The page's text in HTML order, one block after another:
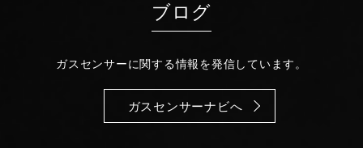
ブログ
ガスセンサーに関する情報を発信しています。
ガスセンサーナビへ